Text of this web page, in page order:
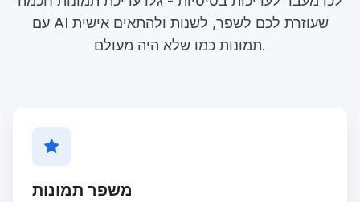
עם AI שעוזרת לכם לשפר, לשנות ולהתאים אישית
תמונות כמו שלא היה מעולם.
משפר תמונות